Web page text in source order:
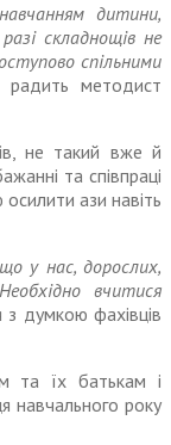
дитини,
складнощів не
спільними
методист
не такий вже й
та співпраці
ази навіть
у нас, дорослих,
вчитися
думкою фахівців
та їх батькам і
навчального року